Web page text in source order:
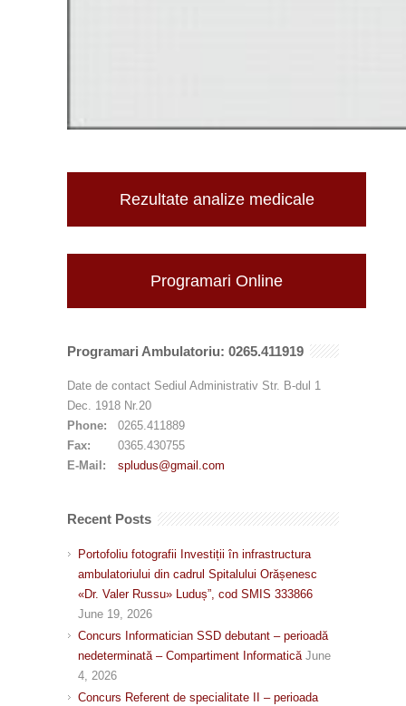
Rezultate analize medicale
Programari Online
Programari Ambulatoriu: 0265.411919
Date de contact Sediul Administrativ Str. B-dul 1
Dec. 1918 Nr.20
Phone:
0265.411889
Fax:
0365.430755
E-Mail:
spludus@gmail.com
Recent Posts
Portofoliu fotografii Investiții în infrastructura
ambulatoriului din cadrul Spitalului Orășenesc
«Dr. Valer Russu» Luduș”, cod SMIS 333866
June 19, 2026
Concurs Informatician SSD debutant – perioadă
nedeterminată – Compartiment Informatică June
4, 2026
Concurs Referent de specialitate II – perioada